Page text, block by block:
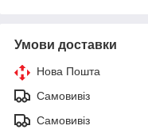
Умови доставки
Нова Пошта
Самовивіз
Самовивіз